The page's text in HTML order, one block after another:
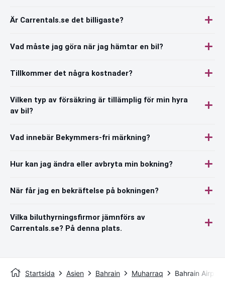
Är Carrentals.se det billigaste?
Vad måste jag göra när jag hämtar en bil?
Tillkommer det några kostnader?
Vilken typ av försäkring är tillämplig för min hyra
av bil?
Vad innebär Bekymmers-fri märkning?
Hur kan jag ändra eller avbryta min bokning?
När får jag en bekräftelse på bokningen?
Vilka biluthyrningsfirmor jämnförs av
Carrentals.se? På denna plats.
Startsida Asien Bahrain Muharraq Bahrain Airport